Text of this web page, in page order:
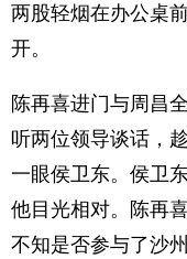
两股轻烟在办公桌
开。
陈再喜进门与周昌
听两位领导谈话，
一眼侯卫东。侯卫
他目光相对。陈再
不知是否参与了沙